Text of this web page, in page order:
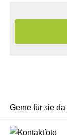
Gerne für sie da